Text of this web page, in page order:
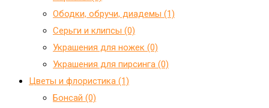
Ободки, обручи, диадемы (1)
Серьги и клипсы (0)
Украшения для ножек (0)
Украшения для пирсинга (0)
Цветы и флористика (1)
Бонсай (0)